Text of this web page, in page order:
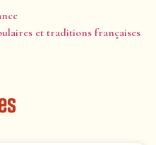
et traditions françaises